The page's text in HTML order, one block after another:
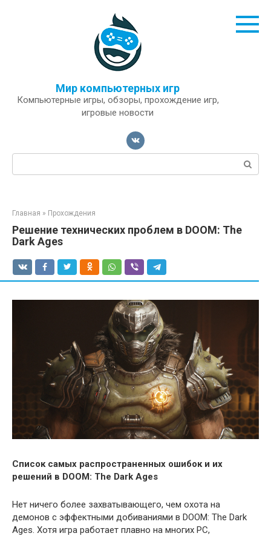
Мир компьютерных игр
Компьютерные игры, обзоры, прохождение игр,
игровые новости
Поиск:
Главная » Прохождения
Решение технических проблем в DOOM: The
Dark Ages
Список самых распространенных ошибок и их
решений в DOOM: The Dark Ages
Нет ничего более захватывающего, чем охота на
демонов с эффектными добиваниями в DOOM: The Dark
Ages. Хотя игра работает плавно на многих PC,